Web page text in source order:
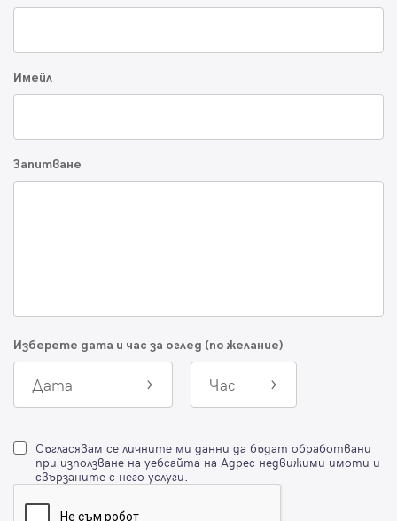
Имейл
Запитване
Изберете дата и час за оглед (по желание)
Дата Час
Съгласявам се личните ми данни да бъдат обработвани
при използване на уебсайта на Адрес недвижими имоти и
свързаните с него услуги.